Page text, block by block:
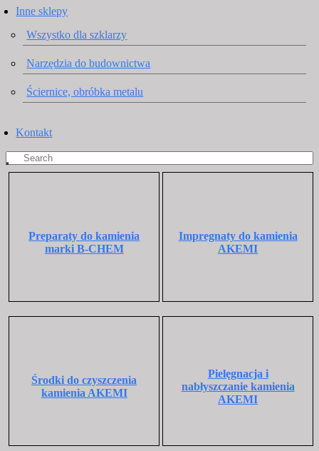
Inne sklepy
Wszystko dla szklarzy
Narzędzia do budownictwa
Ściernice, obróbka metalu
Kontakt
Preparaty do kamienia
marki B-CHEM
Impregnaty do kamienia
AKEMI
Środki do czyszczenia
kamienia AKEMI
Pielęgnacja i
nabłyszczanie kamienia
AKEMI